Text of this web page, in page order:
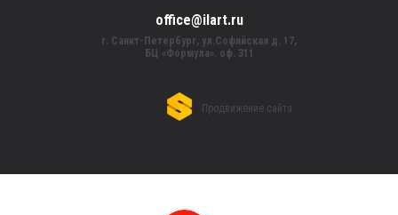
office@ilart.ru
г. Санкт-Петербург, ул.Софийская д. 17,
БЦ «Формула». оф. 311
Продвижение сайта